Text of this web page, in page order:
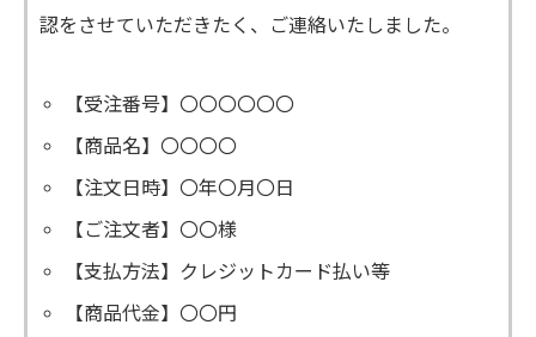
認をさせていただきたく、ご連絡いたしました。
【受注番号】〇〇〇〇〇〇
【商品名】〇〇〇〇
【注文日時】〇年〇月〇日
【ご注文者】〇〇様
【支払方法】クレジットカード払い等
【商品代金】〇〇円